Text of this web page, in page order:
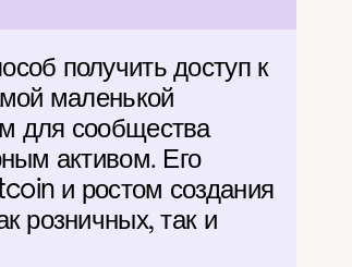
получить доступ к
маленькой
для сообщества
активом. Его
и ростом создания
розничных, так и